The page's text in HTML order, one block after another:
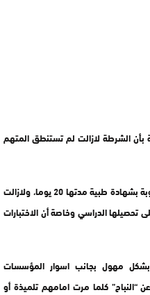
بأن الشرطة لازالت لم تستنطق المتهم
وقد تقدمت التلميذة بشكاية للشرطة مصحوبة بشهادة طبية مدتها 20 يوما، ولازالت
تحصيلها الدراسي وخاصة أن الاختبارات
مهول بجانب اسوار المؤسسات
“النباح” كلما مرت امامهم تلميذة أو